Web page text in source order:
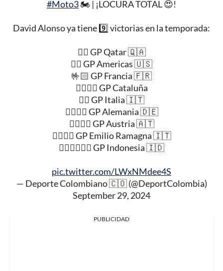
#Moto3🏍️ | ¡LOCURA TOTAL 😍!
David Alonso ya tiene 9️⃣ victorias en la temporada:
☝🏻 GP Qatar 🇶🇦
✌🏻 GP Americas 🇺🇸
🤟🏻 GP Francia 🇫🇷
✌🏻✌🏻 GP Cataluña
🖐🏻 GP Italia 🇮🇹
🖐🏻☝🏻 GP Alemania 🇩🇪
🖐🏻✌🏻 GP Austria 🇦🇹
🖐🏻🤟🏻 GP Emilio Ramagna 🇮🇹
🖐🏻✌🏻✌🏻 GP Indonesia 🇮🇩
pic.twitter.com/LWxNMdee4S
— Deporte Colombiano 🇨🇴 (@DeportColombia)
September 29, 2024
PUBLICIDAD